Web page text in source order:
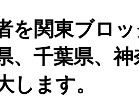
を関東ブロ
、千葉県、
します。